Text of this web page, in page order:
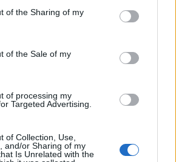
of the Sharing of my
of the Sale of my
of processing my
Targeted Advertising.
of Collection, Use,
and/or Sharing of my
Is Unrelated with the
το τέλος της εβδομάδας
ΥΠΟΔΟΜΗΣ